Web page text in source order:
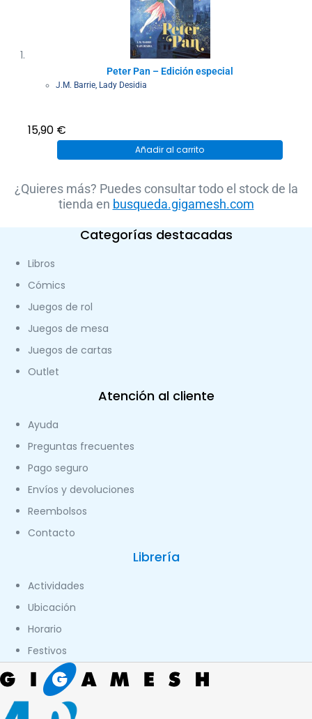
Peter Pan – Edición especial
J.M. Barrie, Lady Desidia
15,90 €
Añadir al carrito
¿Quieres más? Puedes consultar todo el stock de la
tienda en busqueda.gigamesh.com
Categorías destacadas
Libros
Cómics
Juegos de rol
Juegos de mesa
Juegos de cartas
Outlet
Atención al cliente
Ayuda
Preguntas frecuentes
Pago seguro
Envíos y devoluciones
Reembolsos
Contacto
Librería
Actividades
Ubicación
Horario
Festivos